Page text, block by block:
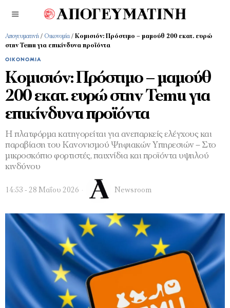
Απογευματινή / Οικονομία / Κομισιόν: Πρόστιμο – μαμούθ 200 εκατ. ευρώ
στην Temu για επικίνδυνα προϊόντα
ΟΙΚΟΝΟΜΊΑ
Κομισιόν: Πρόστιμο – μαμούθ
200 εκατ. ευρώ στην Temu για
επικίνδυνα προϊόντα
Η πλατφόρμα κατηγορείται για ανεπαρκείς ελέγχους και
παραβίαση του Κανονισμού Ψηφιακών Υπηρεσιών – Στο
μικροσκόπιο φορτιστές, παιχνίδια και προϊόντα υψηλού
κινδύνου
14:53 - 28 Μαΐου 2026 Newsroom